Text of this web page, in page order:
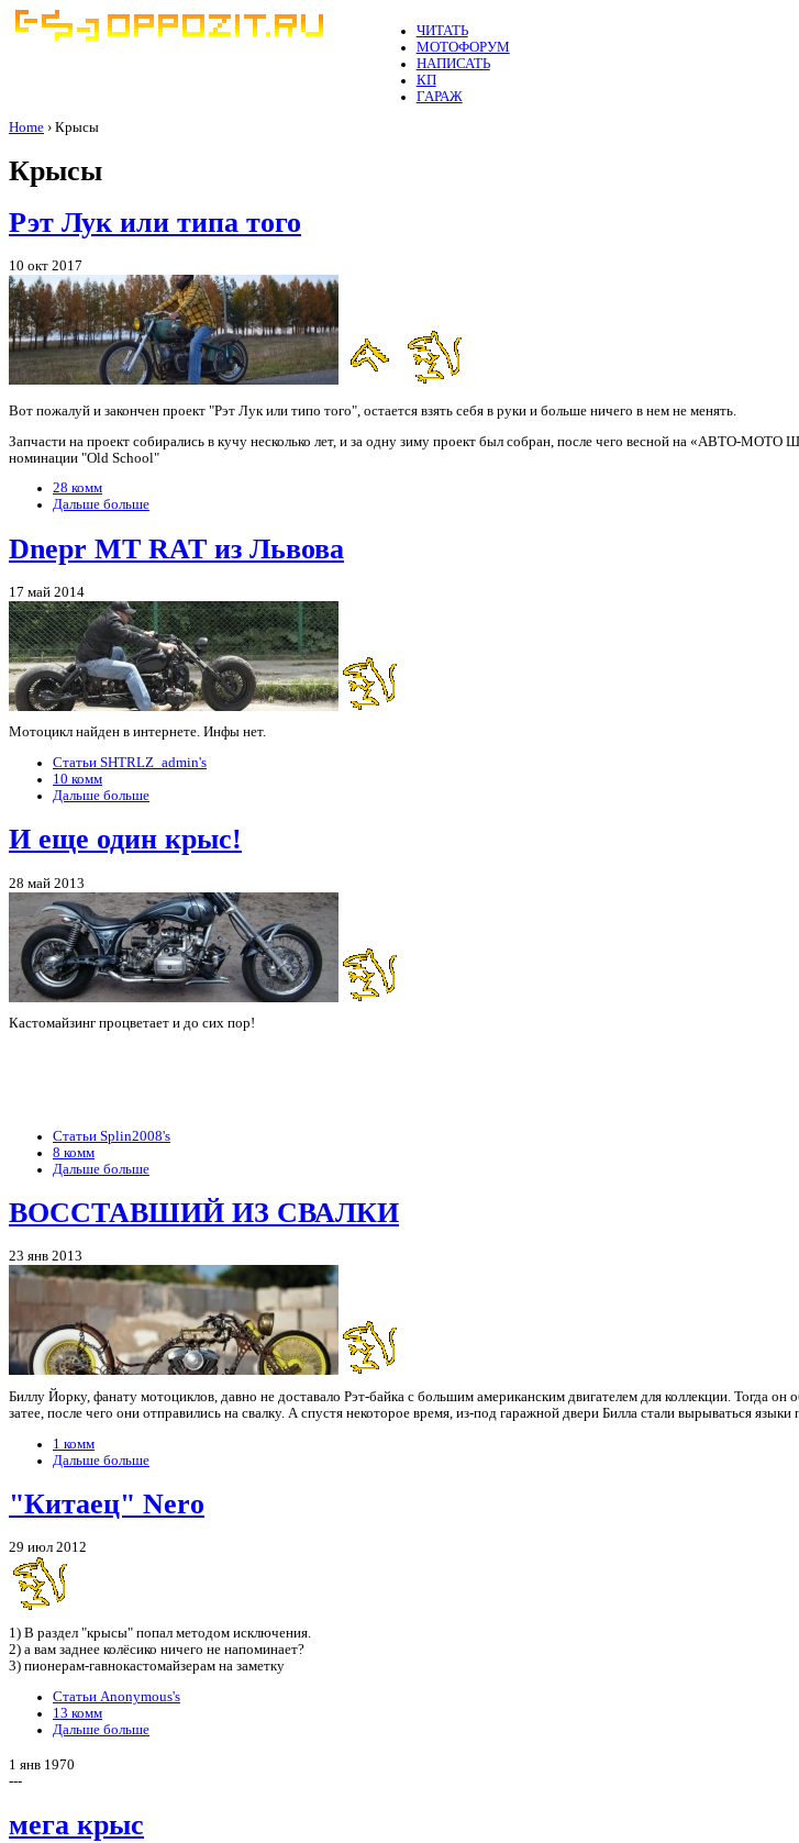
ЧИТАТЬ
МОТОФОРУМ
НАПИСАТЬ
КП
ГАРАЖ
Home › Крысы
Крысы
Рэт Лук или типа того
10 окт 2017
Вот пожалуй и закончен проект "Рэт Лук или типо того", остается взять себя в руки и больше ничего в нем не менять.
Запчасти на проект собирались в кучу несколько лет, и за одну зиму проект был собран, после чего весной на «АВТО-
номинации "Old School"
28 комм
Дальше больше
Dnepr МТ RAT из Львова
17 май 2014
Мотоцикл найден в интернете. Инфы нет.
Статьи SHTRLZ_admin's
10 комм
Дальше больше
И еще один крыс!
28 май 2013
Кастомайзинг процветает и до сих пор!
Статьи Splin2008's
8 комм
Дальше больше
ВОССТАВШИЙ ИЗ СВАЛКИ
23 янв 2013
Биллу Йорку, фанату мотоциклов, давно не доставало Рэт-байка с большим американским двигателем для коллекции. Тогда он
затее, после чего они отправились на свалку. А спустя некоторое время, из-под гаражной двери Билла стали вырываться
1 комм
Дальше больше
"Китаец" Nero
29 июл 2012
1) В раздел "крысы" попал методом исключения.
2) а вам заднее колёсико ничего не напоминает?
3) пионерам-гавнокастомайзерам на заметку
Статьи Anonymous's
13 комм
Дальше больше
1 янв 1970
---
мега крыс